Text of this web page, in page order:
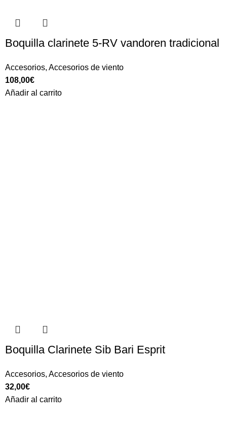
Boquilla clarinete 5-RV vandoren tradicional
Accesorios,Accesorios de viento
108,00€
Añadir al carrito
Boquilla Clarinete Sib Bari Esprit
Accesorios,Accesorios de viento
32,00€
Añadir al carrito